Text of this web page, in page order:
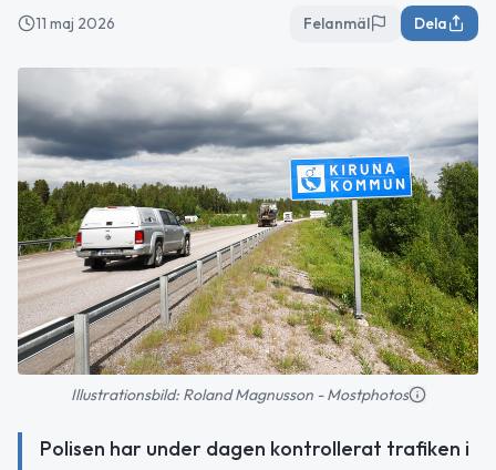
11 maj 2026 Felanmäl Dela
Illustrationsbild: Roland Magnusson - Mostphotos
Polisen har under dagen kontrollerat trafiken i